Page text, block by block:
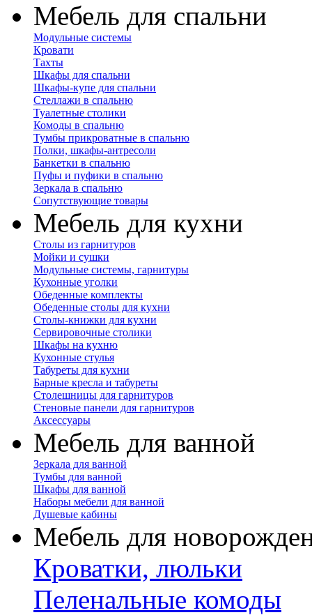
Мебель для спальни
Модульные системы
Кровати
Тахты
Шкафы для спальни
Шкафы-купе для спальни
Стеллажи в спальню
Туалетные столики
Комоды в спальню
Тумбы прикроватные в спальню
Полки, шкафы-антресоли
Банкетки в спальню
Пуфы и пуфики в спальню
Зеркала в спальню
Сопутствующие товары
Мебель для кухни
Столы из гарнитуров
Мойки и сушки
Модульные системы, гарнитуры
Кухонные уголки
Обеденные комплекты
Обеденные столы для кухни
Столы-книжки для кухни
Сервировочные столики
Шкафы на кухню
Кухонные стулья
Табуреты для кухни
Барные кресла и табуреты
Столешницы для гарнитуров
Стеновые панели для гарнитуров
Аксессуары
Мебель для ванной
Зеркала для ванной
Тумбы для ванной
Шкафы для ванной
Наборы мебели для ванной
Душевые кабины
Мебель для
Кроватки, люльки
Пеленальные комоды